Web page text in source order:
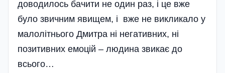
доводилось бачити не один раз, і це вже
було звичним явищем, і вже не викликало у
малолітнього Дмитра ні негативних, ні
позитивних емоцій – людина звикає до
всього…